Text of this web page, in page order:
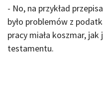
- No, na przykład
było problemów z
pracy miała koszmar,
testamentu.